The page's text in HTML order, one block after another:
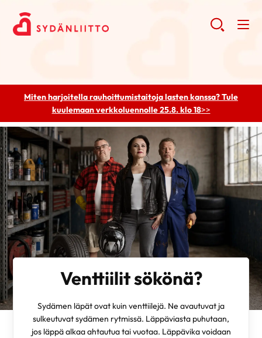
Miten harjoitella rauhoittumistaitoja lasten kanssa? Tule
kuulemaanverkkoluennolle 25.8. klo 18>>
Venttiilit sökönä?
Sydämen läpät ovat kuin venttiilejä. Ne avautuvat ja
sulkeutuvat sydämen rytmissä. Läppäviasta puhutaan,
jos läppä alkaa ahtautua tai vuotaa. Läppävika voidaan